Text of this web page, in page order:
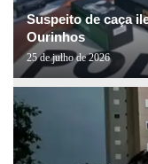
Suspeito de caça
Ourinhos
25 de julho de 2026